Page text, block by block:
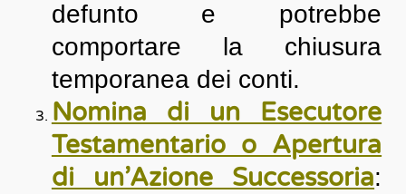
defunto e potrebbe
comportare la chiusura
temporanea dei conti.
Nomina di un Esecutore
Testamentario o Apertura
di un’Azione Successoria: